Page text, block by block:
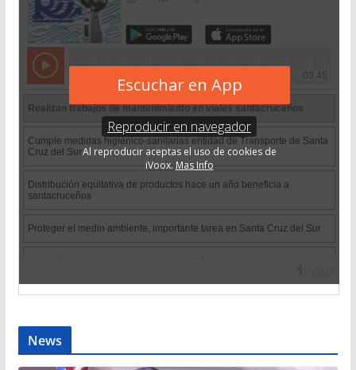
News